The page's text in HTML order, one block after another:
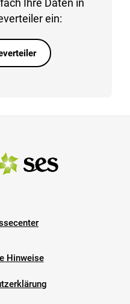
Ihre Daten in
ein:
Hinweise